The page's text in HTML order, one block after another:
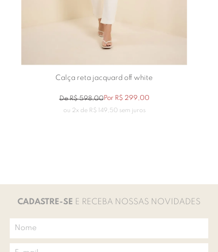
Calça reta jacquard off white
DeR$ 598,00Por R$ 299,00
ou 2x de R$ 149 50sem juros
CADASTRE-SE E RECEBA NOSSAS NOVIDADES